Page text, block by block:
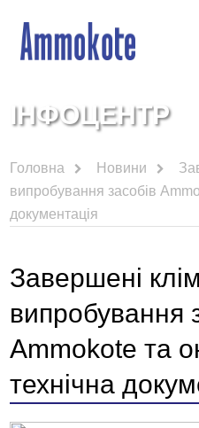
ІНФОЦЕНТР
Головна Новини
випробування засобів
документація
Завершені
випробування
Ammokote та
технічна